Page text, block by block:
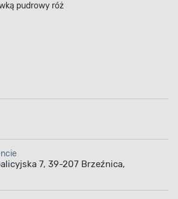
pudrowy róż
7, 39-207 Brzeźnica,